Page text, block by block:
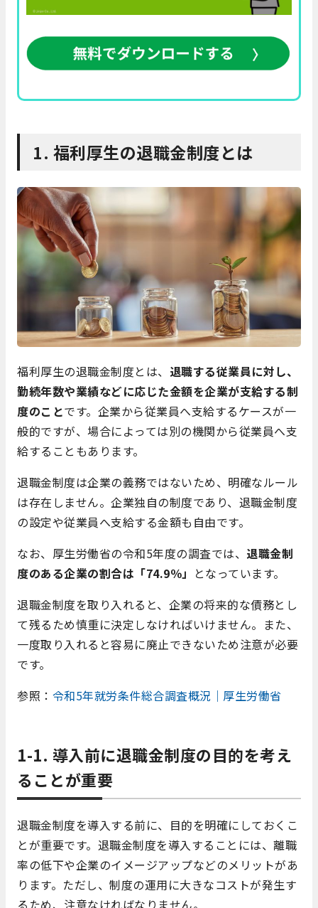
1. 福利厚生の退職金制度とは
福利厚生の退職金制度とは、 退職する従業員に対し、
勤続年数や業績などに応じた金額を企業が支給する制
度のことです。企業から従業員へ支給するケースが一
般的ですが、場合によっては別の機関から従業員へ支
給することもあります。
退職金制度は企業の義務ではないため、明確なルール
は存在しません。企業独自の制度であり、退職金制度
の設定や従業員へ支給する金額も自由です。
なお、厚生労働省の令和5年度の調査では、 退職金制
度のある企業の割合は「74.9％」 となっています。
退職金制度を取り入れると、企業の将来的な債務とし
て残るため慎重に決定しなければいけません。また、
一度取り入れると容易に廃止できないため注意が必要
です。
参照： 令和5年就労条件総合調査概況｜厚生労働省
1-1. 導入前に退職金制度の目的を考え
ることが重要
退職金制度を導入する前に、目的を明確にしておくこ
とが重要です。退職金制度を導入することには、離職
率の低下や企業のイメージアップなどのメリットがあ
ります。ただし、制度の運用に大きなコストが発生す
るため、注意なければなりません。